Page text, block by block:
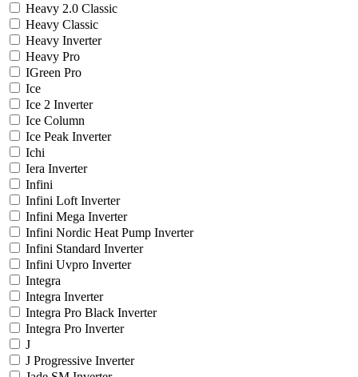
Heavy 2.0 Classic
Heavy Classic
Heavy Inverter
Heavy Pro
IGreen Pro
Ice
Ice 2 Inverter
Ice Column
Ice Peak Inverter
Ichi
Iera Inverter
Infini
Infini Loft Inverter
Infini Mega Inverter
Infini Nordic Heat Pump Inverter
Infini Standard Inverter
Infini Uvpro Inverter
Integra
Integra Inverter
Integra Pro Black Inverter
Integra Pro Inverter
J
J Progressive Inverter